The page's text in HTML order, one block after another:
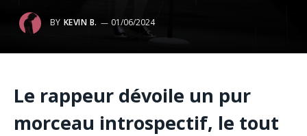
BY KEVIN B. 01/06/2024
Le rappeur dévoile un pur
morceau introspectif, le tout